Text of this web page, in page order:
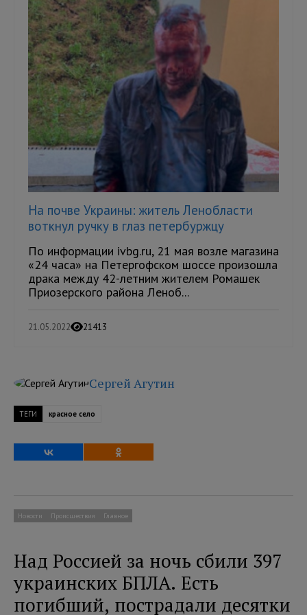
На почве Украины: житель Ленобласти
воткнул ручку в глаз петербуржцу
По информации ivbg.ru, 21 мая возле магазина
«24 часа» на Петергофском шоссе произошла
драка между 42-летним жителем Ромашек
Приозерского района Леноб...
21.05.2022 21413
Сергей Агутин
ТЕГИ красное село
Новости Происшествия Главное
Над Россией за ночь сбили 397
украинских БПЛА. Есть
погибший, пострадали десятки